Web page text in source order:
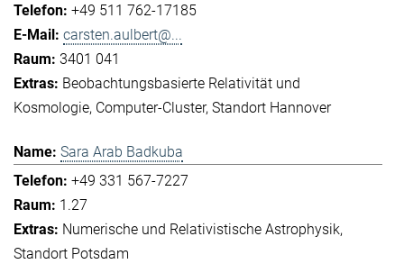
+49 511 762-17185
carsten.aulbert@...
3401 041
Beobachtungsbasierte Relativität und
Kosmologie Computer-Cluster Standort Hannover
Sara Arab Badkuba
+49 331 567-7227
1.27
Numerische und Relativistische Astrophysik
Standort Potsdam